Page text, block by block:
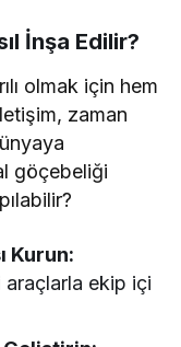
İnşa Edilir?
olmak için hem
zaman
göçebeliği
Kurun:
ekip içi